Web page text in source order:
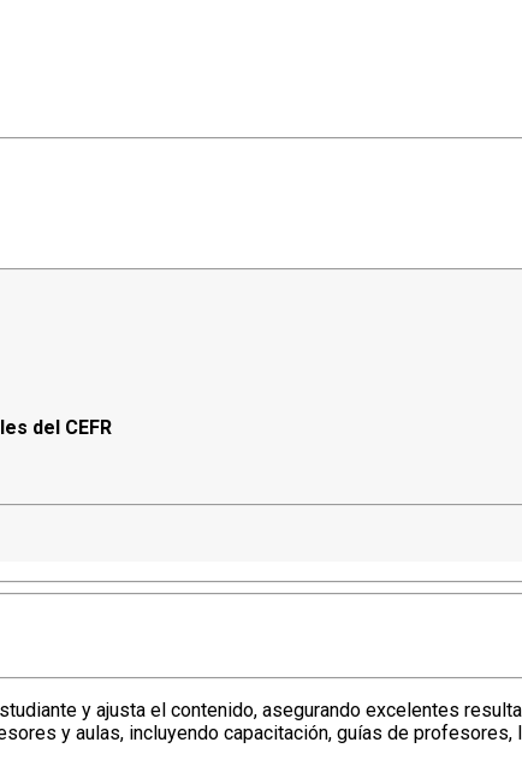
del CEFR
y ajusta el contenido, asegurando excelentes
y aulas, incluyendo capacitación, guías de